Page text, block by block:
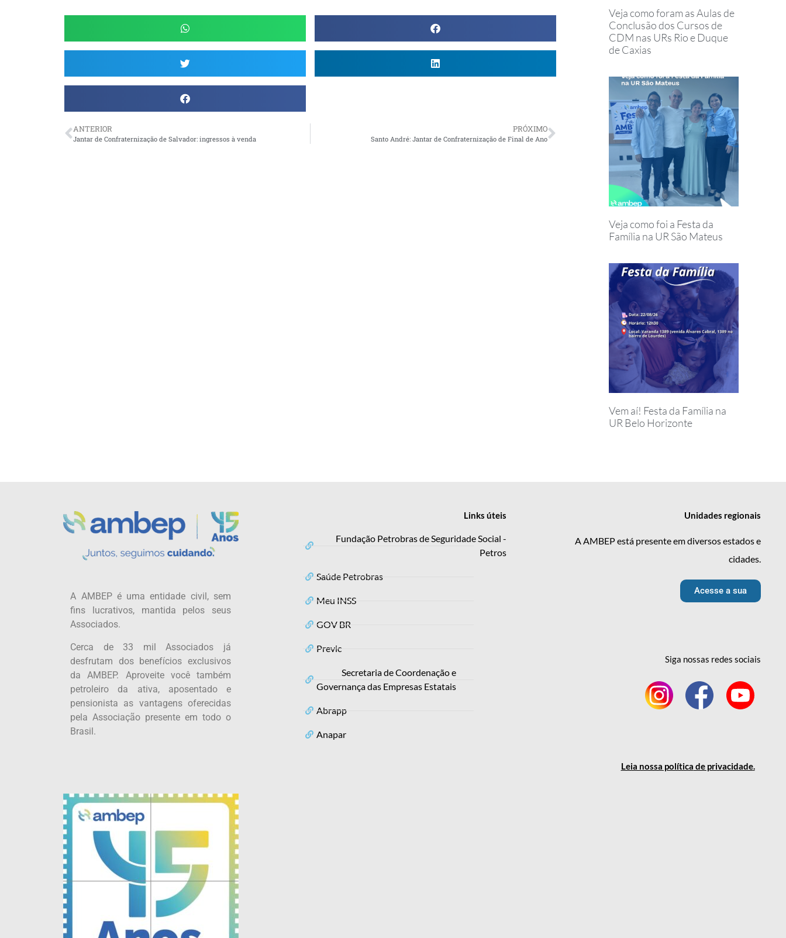
ANTERIOR
Jantar de Confraternização de Salvador: ingressos à venda
PRÓXIMO
Santo André: Jantar de Confraternização de Final de Ano
Veja como foram as Aulas de
Conclusão dos Cursos de
CDM nas URs Rio e Duque
de Caxias
Veja como foi a Festa da
Família na UR São Mateus
Vem aí! Festa da Família na
UR Belo Horizonte
A AMBEP é uma entidade civil, sem
fins lucrativos, mantida pelos seus
Associados.
Cerca de 33 mil Associados já
desfrutam dos benefícios exclusivos
da AMBEP. Aproveite você também
petroleiro da ativa, aposentado e
pensionista as vantagens oferecidas
pela Associação presente em todo o
Brasil.
Links úteis
Fundação Petrobras de Seguridade Social -
Petros
Saúde Petrobras
Meu INSS
GOV BR
Previc
Secretaria de Coordenação e
Governança das Empresas Estatais
Abrapp
Anapar
Unidades regionais
A AMBEP está presente em diversos estados e
cidades.
Acesse a sua
Siga nossas redes sociais
Leia nossa política de privacidade.